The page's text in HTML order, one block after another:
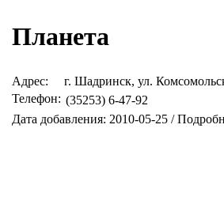
Планета
Адрес:
г. Шадринск, ул.
Телефон: (35253) 6-47-92
Дата добавления: 2010-05-25 /